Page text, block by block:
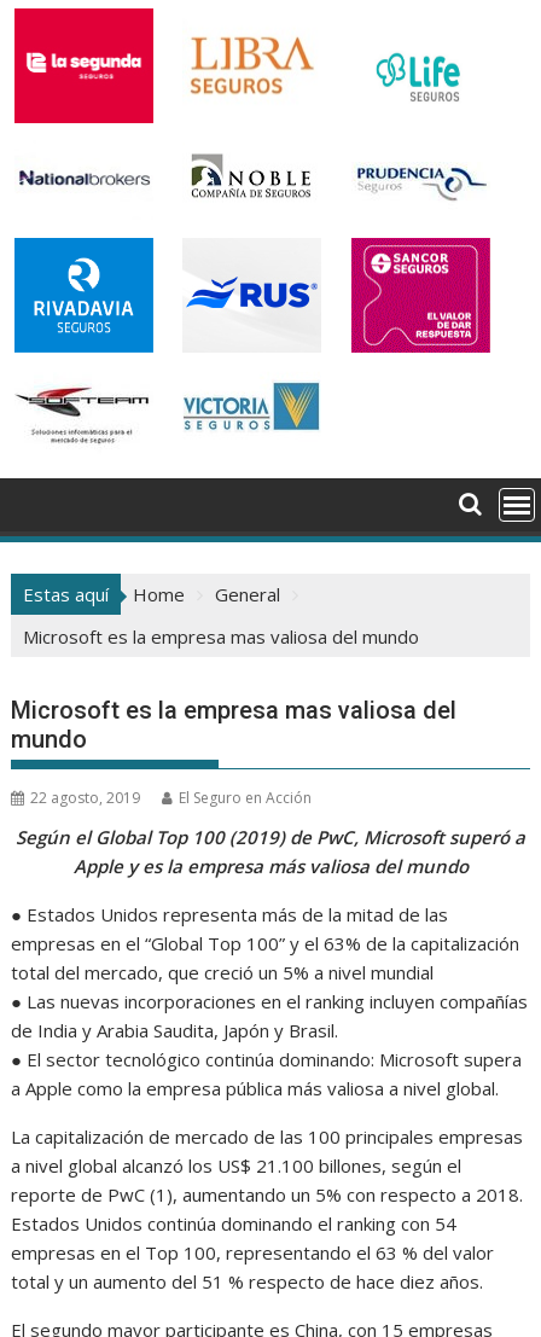
Estas aquí Home
General
Microsoft es la empresa mas valiosa del mundo
Microsoft es la empresa mas valiosa del
mundo
22 agosto, 2019 El Seguro en Acción
Según el Global Top 100 (2019) de PwC, Microsoft superó a
Apple y es la empresa más valiosa del mundo
● Estados Unidos representa más de la mitad de las
empresas en el “Global Top 100” y el 63% de la capitalización
total del mercado, que creció un 5% a nivel mundial
● Las nuevas incorporaciones en el ranking incluyen compañías
de India y Arabia Saudita, Japón y Brasil.
● El sector tecnológico continúa dominando: Microsoft supera
a Apple como la empresa pública más valiosa a nivel global.
La capitalización de mercado de las 100 principales empresas
a nivel global alcanzó los US$ 21.100 billones, según el
reporte de PwC (1), aumentando un 5% con respecto a 2018.
Estados Unidos continúa dominando el ranking con 54
empresas en el Top 100, representando el 63 % del valor
total y un aumento del 51 % respecto de hace diez años.
El segundo mayor participante es China, con 15 empresas